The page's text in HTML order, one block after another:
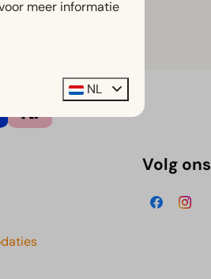
Volg ons
meer informatie
NL